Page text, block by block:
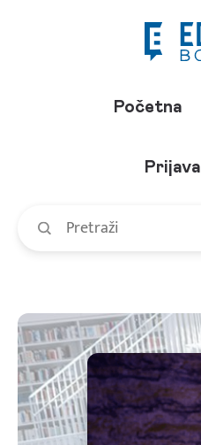
Početna
Prijava